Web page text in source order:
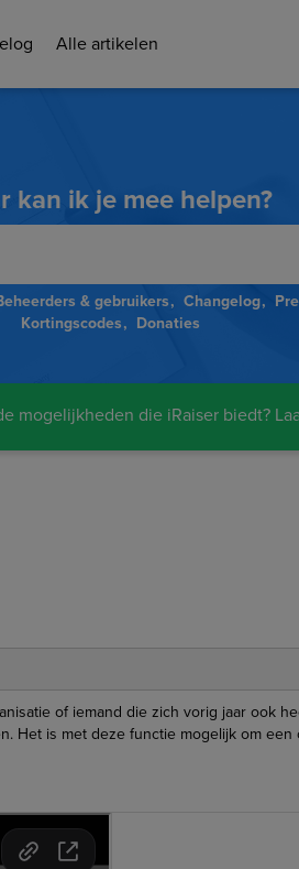
Alle artikelen
kan ik je mee helpen?
& gebruikers Changelog
Kortingscodes
Donaties
mogelijkheden die iRaiser biedt?
of iemand die zich vorig jaar ook
is met deze functie mogelijk om